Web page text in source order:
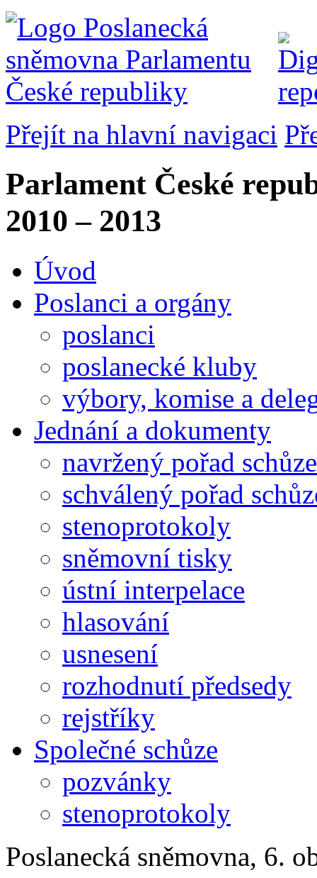
Přejít na hlavní navigaci
Parlament České
2010 – 2013
Úvod
Poslanci a orgány
poslanci
poslanecké kluby
výbory, komise a
Jednání a dokumenty
navržený pořad schůze
schválený pořad
stenoprotokoly
sněmovní tisky
ústní interpelace
hlasování
usnesení
rozhodnutí předsedy
rejstříky
Společné schůze
pozvánky
stenoprotokoly
Poslanecká sněmovna, 6.